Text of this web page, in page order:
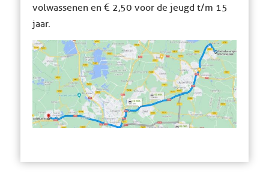
volwassenen en € 2,50 voor de jeugd t/m 15
jaar.